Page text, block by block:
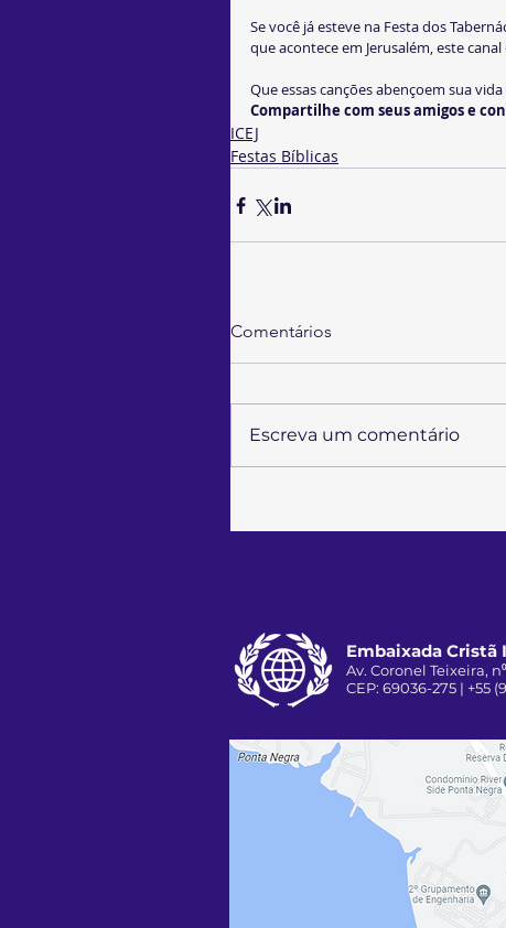
Se você já esteve na Festa dos
que acontece em Jerusalém, este
Que essas canções abençoem sua
Compartilhe com seus amigos e
ICEJ
Festas Bíblicas
Comentários
Escreva um comentário
Embaixada Cristã
Av. Coronel Teixeira,
CEP: 69036-275 | +55